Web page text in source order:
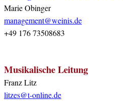
Marie Obinger
management@weinis.de
+49 176 73508683
Musikalische Leitung
Franz Litz
litzes@t-online.de